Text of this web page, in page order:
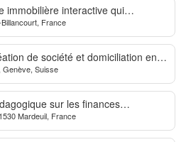
immobilière interactive qui
France
de société et domiciliation en
Suisse
sur les finances
Mardeuil, France